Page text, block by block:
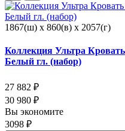
1867(ш) x 860(в) x 2057(г)
Коллекция Ультра
Белый гл. (набор)
27 882 ₽
30 980 ₽
Вы экономите
3098 ₽